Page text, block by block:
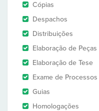
Cópias
Despachos
Distribuições
Elaboração de Peças
Elaboração de Tese
Exame de Processos
Guias
Homologações